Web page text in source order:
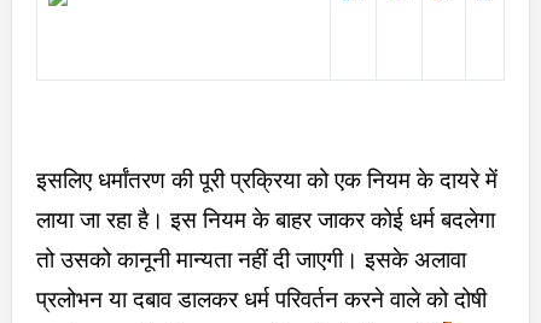
इसलिए धर्मांतरण की पूरी प्रक्रिया को एक नियम के दायरे में
लाया जा रहा है। इस नियम के बाहर जाकर कोई धर्म बदलेगा
तो उसको कानूनी मान्यता नहीं दी जाएगी। इसके अलावा
प्रलोभन या दबाव डालकर धर्म परिवर्तन करने वाले को दोषी